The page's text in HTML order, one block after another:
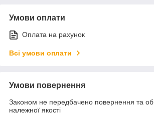
Умови оплати
Оплата на рахунок
Всі умови оплати
Умови повернення
Законом не передбачено повернення та
належної якості